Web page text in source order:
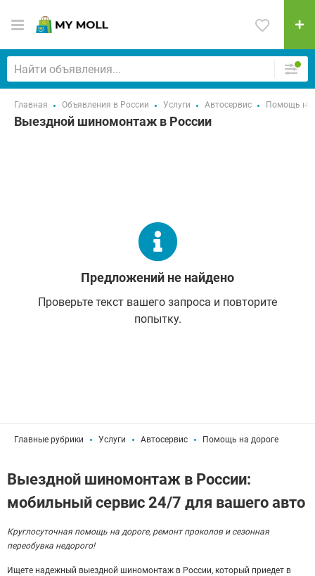
Главная Объявления в России Услуги Автосервис Помощь на
Выездной шиномонтаж в России
Предложений не найдено
Проверьте текст вашего запроса и повторите
попытку.
Главные рубрики Услуги Автосервис Помощь на дороге
Выездной шиномонтаж в России:
мобильный сервис 24/7 для вашего авто
Круглосуточная помощь на дороге, ремонт проколов и сезонная
переобувка недорого!
Ищете надежный выездной шиномонтаж в России, который приедет в